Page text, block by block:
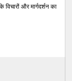
और मार्गदर्शन का